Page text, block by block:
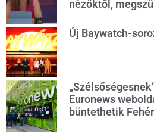
nézőktől,
Új Baywatch-
Euronews
büntethetik